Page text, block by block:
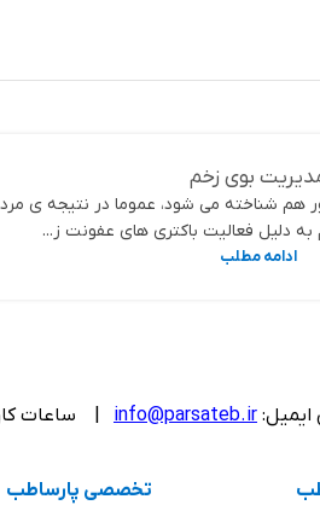
بوی زخم
هم شناخته می شود، عموما در نتیجه ی
دلیل فعالیت باکتری های عفونت ز...
ادامه مطلب
info@parsateb.ir | ساعات کاری :
تخصصی پارساطب